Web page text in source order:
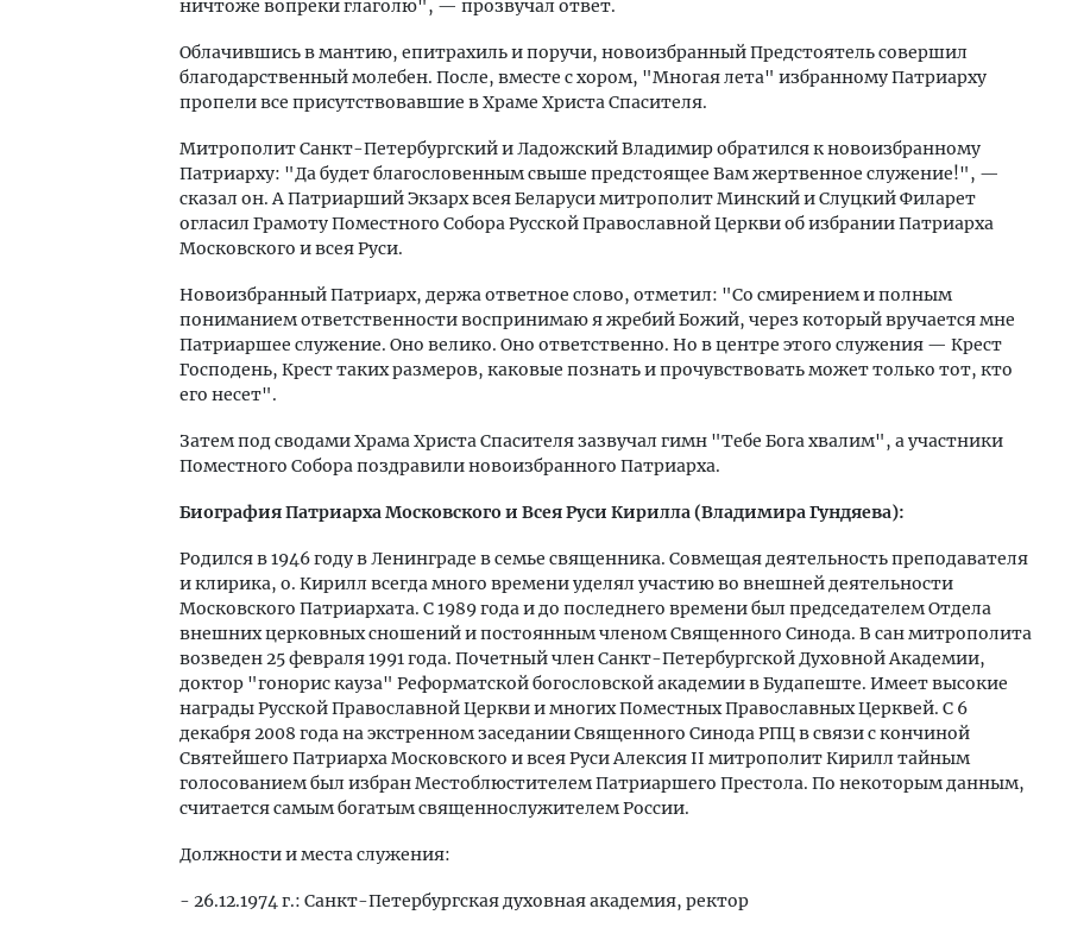
ничтоже вопреки глаголю", — прозвучал ответ.
Облачившись в мантию, епитрахиль и поручи, новоизбранный Предстоятель совершил
благодарственный молебен. После, вместе с хором, "Многая лета" избранному Патриарху
пропели все присутствовавшие в Храме Христа Спасителя.
Митрополит Санкт-Петербургский и Ладожский Владимир обратился к новоизбранному
Патриарху: "Да будет благословенным свыше предстоящее Вам жертвенное служение!", —
сказал он. А Патриарший Экзарх всея Беларуси митрополит Минский и Слуцкий Филарет
огласил Грамоту Поместного Собора Русской Православной Церкви об избрании Патриарха
Московского и всея Руси.
Новоизбранный Патриарх, держа ответное слово, отметил: "Со смирением и полным
пониманием ответственности воспринимаю я жребий Божий, через который вручается мне
Патриаршее служение. Оно велико. Оно ответственно. Но в центре этого служения — Крест
Господень, Крест таких размеров, каковые познать и прочувствовать может только тот, кто
его несет".
Затем под сводами Храма Христа Спасителя зазвучал гимн "Тебе Бога хвалим", а участники
Поместного Собора поздравили новоизбранного Патриарха.
Биография Патриарха Московского и Всея Руси Кирилла (Владимира Гундяева):
Родился в 1946 году в Ленинграде в семье священника. Совмещая деятельность преподавателя
и клирика, о. Кирилл всегда много времени уделял участию во внешней деятельности
Московского Патриархата. С 1989 года и до последнего времени был председателем Отдела
внешних церковных сношений и постоянным членом Священного Синода. В сан митрополита
возведен 25 февраля 1991 года. Почетный член Санкт-Петербургской Духовной Академии,
доктор "гонорис кауза" Реформатской богословской академии в Будапеште. Имеет высокие
награды Русской Православной Церкви и многих Поместных Православных Церквей. С 6
декабря 2008 года на экстренном заседании Священного Синода РПЦ в связи с кончиной
Святейшего Патриарха Московского и всея Руси Алексия II митрополит Кирилл тайным
голосованием был избран Местоблюстителем Патриаршего Престола. По некоторым данным,
считается самым богатым священнослужителем России.
Должности и места служения:
- 26.12.1974 г.: Санкт-Петербургская духовная академия, ректор